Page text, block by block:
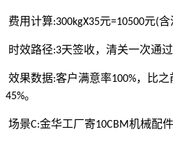
费用计算:300kgX35元=10500元(含
时效路径:3天签收，清关一次通过
效果数据:客户满意率100%，比之
45%。
场景C:金华工厂寄10CBM机械配